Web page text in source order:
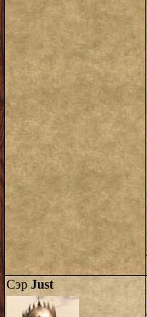
Сэр Just